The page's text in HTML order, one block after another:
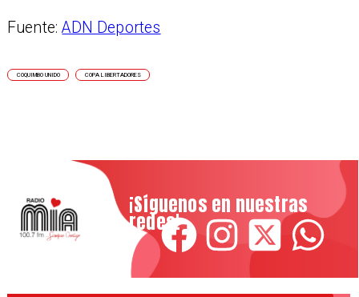
Fuente:ADN Deportes
COQUIMBO UNIDO COPA LIBERTADORES
¡Síguenos en nuestras
redes!